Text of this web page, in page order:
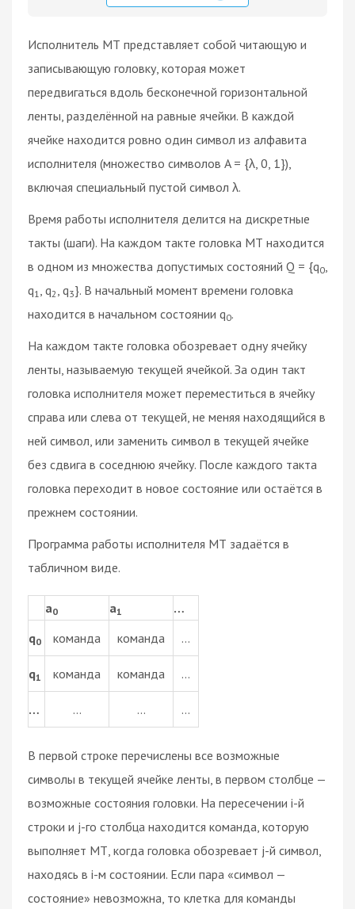
Исполнитель МТ представляет собой читающую и
записывающую головку, которая может
передвигаться вдоль бесконечной горизонтальной
ленты, разделённой на равные ячейки. В каждой
ячейке находится ровно один символ из алфавита
исполнителя (множество символов A = {λ, 0, 1}),
включая специальный пустой символ λ.
Время работы исполнителя делится на дискретные
такты (шаги). На каждом такте головка МТ находится
в одном из множества допустимых состояний Q = {q0
q1 , q2 , q3}. В начальный момент времени головка
находится в начальном состоянии q0.
На каждом такте головка обозревает одну ячейку
ленты, называемую текущей ячейкой. За один такт
головка исполнителя может переместиться в ячейку
справа или слева от текущей, не меняя находящийся в
ней символ, или заменить символ в текущей ячейке
без сдвига в соседнюю ячейку. После каждого такта
головка переходит в новое состояние или остаётся в
прежнем состоянии.
Программа работы исполнителя МТ задаётся в
табличном виде.
a0 a1
…
q0 команда команда …
q1 команда команда …
… … … …
В первой строке перечислены все возможные
символы в текущей ячейке ленты, в первом столбце —
возможные состояния головки. На пересечении i-й
строки и j-го столбца находится команда, которую
выполняет МТ, когда головка обозревает j-й символ,
находясь в i-м состоянии. Если пара «символ —
состояние» невозможна, то клетка для команды